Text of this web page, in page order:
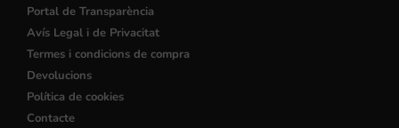
Portal de Transparència
Avís Legal i de Privacitat
Termes i condicions de compra
Devolucions
Política de cookies
Contacte